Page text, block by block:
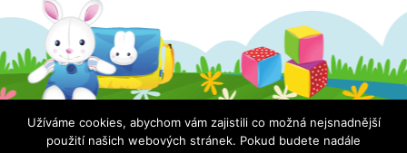
Copyrights ©2019 HradyHop
Užíváme cookies, abychom vám zajistili co možná nejsnadnější
použití našich webových stránek. Pokud budete nadále